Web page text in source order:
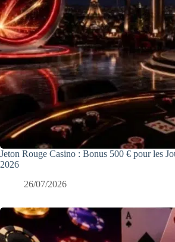
Jeton Rouge Casino : Bonus 500 € pour les
2026
26/07/2026